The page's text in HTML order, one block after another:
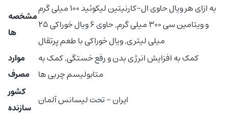
مشخصه
ها
به ازای هر ویال حاوی ال-کارنیتین لیکوئید 100 میلی گرم
و ویتامین سی 300 میلی گرم, حاوی 6 ویال خوراکی 25
میلی لیتری, ویال خوراکی با طعم پرتقال
موارد
مصرف
کمک به افزایش انرژی بدن و رفع خستگی, کمک به
متابولیسم چربی ها
کشور
سازنده
ایران – تحت لیسانس آلمان